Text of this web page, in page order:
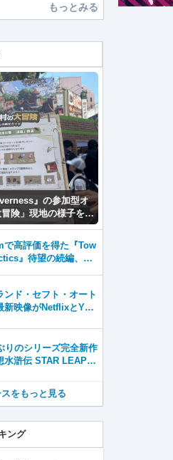
もっとみる
』の参加型オ
険」現地の様子をレ
イヤー撮影など盛り
で高評価を得た『Tow
』待望の続編、『T
ンド・セフト・オート
新映像がNetflixとYou
りのシリーズ完全新作
水滸伝 STAR LEAP』
をもっと見る
ング